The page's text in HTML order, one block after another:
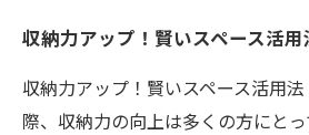
収納力アップ！賢いスペース活用
収納力アップ！賢いスペース活用
際、収納力の向上は多くの方にとっ